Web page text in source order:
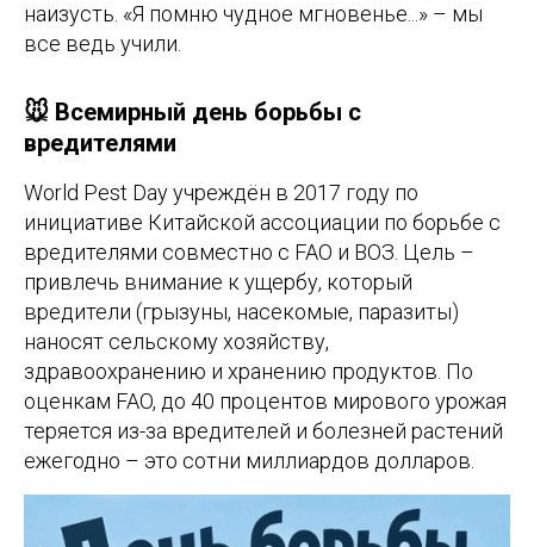
наизусть. «Я помню чудное мгновенье...» – мы
все ведь учили.
🐭 Всемирный день борьбы с
вредителями
World Pest Day учреждён в 2017 году по
инициативе Китайской ассоциации по борьбе с
вредителями совместно с FAO и ВОЗ. Цель –
привлечь внимание к ущербу, который
вредители (грызуны, насекомые, паразиты)
наносят сельскому хозяйству,
здравоохранению и хранению продуктов. По
оценкам FAO, до 40 процентов мирового урожая
теряется из-за вредителей и болезней растений
ежегодно – это сотни миллиардов долларов.